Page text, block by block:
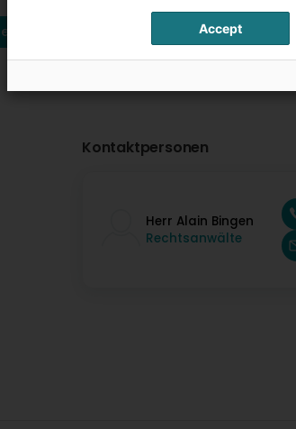
Kontaktpersonen
Herr Alain Bingen
Rechtsanwälte
Accept